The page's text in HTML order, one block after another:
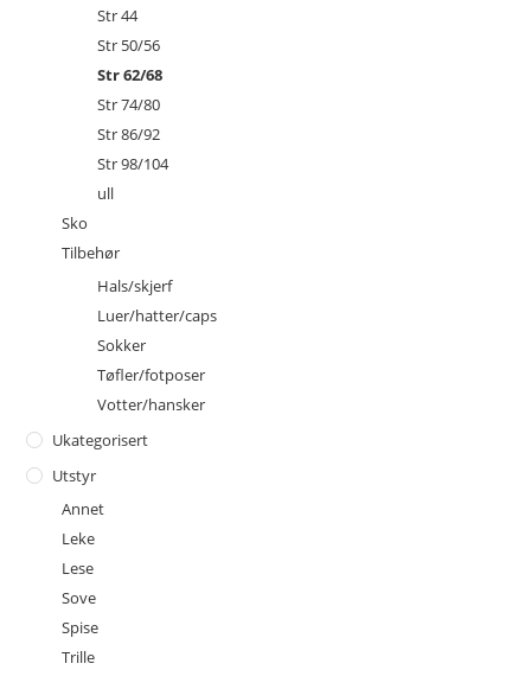
Str 44
Str 50/56
Str 62/68
Str 74/80
Str 86/92
Str 98/104
ull
Sko
Tilbehør
Hals/skjerf
Luer/hatter/caps
Sokker
Tøfler/fotposer
Votter/hansker
Ukategorisert
Utstyr
Annet
Leke
Lese
Sove
Spise
Trille